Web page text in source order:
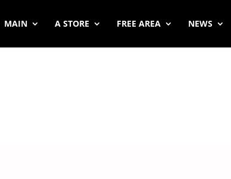
MAIN A STORE FREE AREA NEWS